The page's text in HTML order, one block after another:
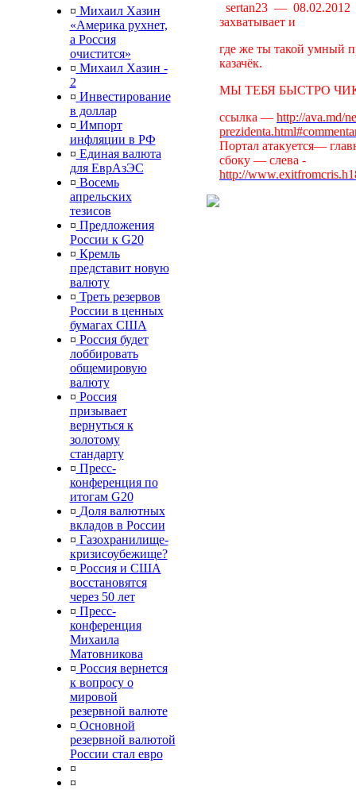
¤ Михаил Хазин
«Америка рухнет,
а Россия
очистится»
¤ Михаил Хазин -
2
¤ Инвестирование
в доллар
¤ Импорт
инфляции в РФ
¤ Единая валюта
для ЕврАзЭС
¤ Восемь
апрельских
тезисов
¤ Предложения
России к G20
¤ Кремль
представит новую
валюту
¤ Треть резервов
России в ценных
бумагах США
¤ Россия будет
лоббировать
общемировую
валюту
¤ Россия
призывает
вернуться к
золотому
стандарту
¤ Пресс-
конференция по
итогам G20
¤ Доля валютных
вкладов в России
¤ Газохранилище-
кризисоубежище?
¤ Россия и США
восстановятся
через 50 лет
¤ Пресс-
конференция
Михаила
Матовникова
¤ Россия вернется
к вопросу о
мировой
резервной валюте
¤ Основной
резервной валютой
России стал евро
¤
¤
sertan23 —
захватывает и
где же ты такой умный
казачёк.
МЫ ТЕБЯ БЫСТРО
ссылка — http://ava.md/
Портал атакуется—
сбоку — слева -
http://